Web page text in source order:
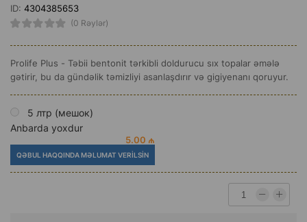
ID: 4304385653
(0 Rəylər)
Prolife Plus - Təbii bentonit tərkibli doldurucu sıx topalar əmələ
gətirir, bu da gündəlik təmizliyi asanlaşdırır və gigiyenanı qoruyur.
5 лтр (мешок)
Anbarda yoxdur
5.00 ₼
QƏBUL HAQQINDA MƏLUMAT VERILSIN